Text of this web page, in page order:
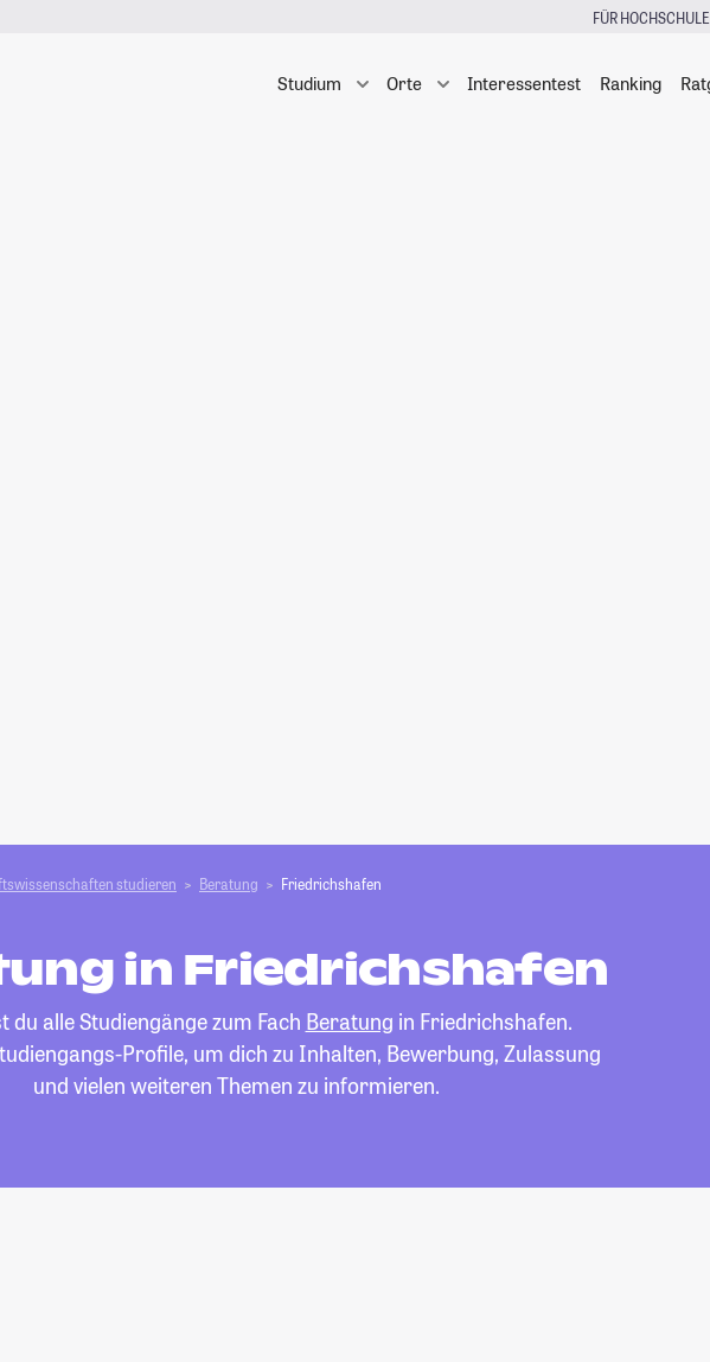
FÜR
Studium Orte Interessentest Ranking
studieren Beratung Friedrichshafen
in Friedrichshafen
du alle Studiengänge zum Fach Beratung in Friedrichshafen.
Profile, um dich zu Inhalten, Bewerbung, Zulassung
und vielen weiteren Themen zu informieren.